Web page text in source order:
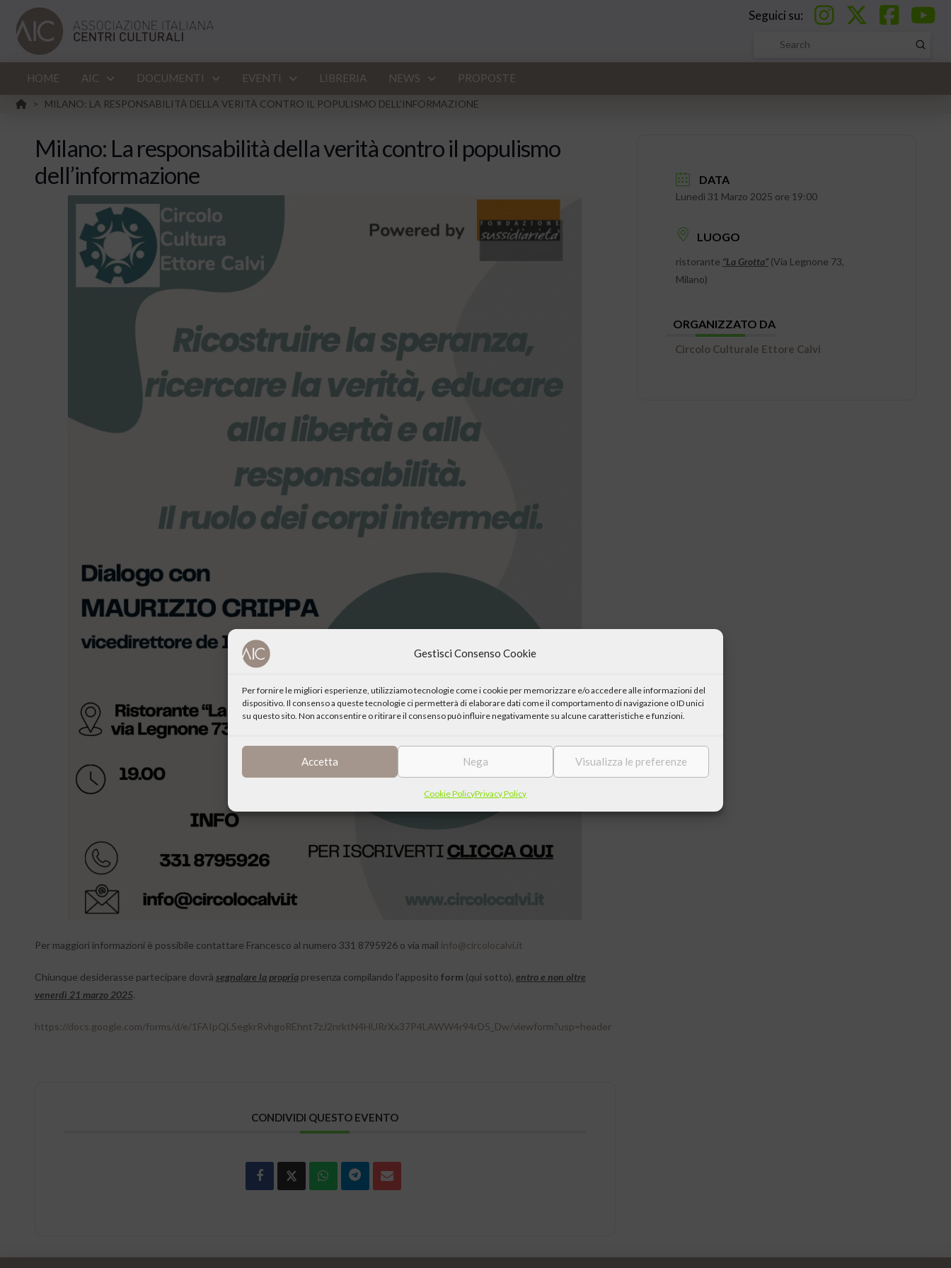
Gestisci Consenso Cookie
Per fornire le migliori esperienze, utilizziamo tecnologie come i cookie per memorizzare e/o accedere alle informazioni del
dispositivo. Il consenso a queste tecnologie ci permetterà di elaborare dati come il comportamento di navigazione o ID unici
su questo sito. Non acconsentire o ritirare il consenso può influire negativamente su alcune caratteristiche e funzioni.
Accetta Nega Visualizza le preferenze
Cookie PolicyPrivacy Policy
Seguici su:
Search
Submit
HOME AIC DOCUMENTI EVENTI LIBRERIA NEWS PROPOSTE
HOME
> MILANO: LA RESPONSABILITÀ DELLA VERITÀ CONTRO IL POPULISMO DELL’INFORMAZIONE
Milano: La responsabilità della verità contro il populismo
dell’informazione
Per maggiori informazioni è possibile contattare Francesco al numero 331 8795926 o via mail info@circolocalvi.it
Chiunque desiderasse partecipare dovrà segnalare la propriapresenza compilando l’apposito form (qui sotto), entro e non oltre
venerdì 21 marzo 2025.
https://docs.google.com/forms/d/e/1FAIpQLSegkrRvhgoREhnt7zJ2nrktN4HURrXx37P4LAWW4r94rD5_Dw/viewform?usp=header
CONDIVIDI QUESTO EVENTO
DATA
Lunedì 31 Marzo 2025 ore 19:00
LUOGO
ristorante “La Grotta”(Via Legnone 73,
Milano)
ORGANIZZATO DA
Circolo Culturale Ettore Calvi